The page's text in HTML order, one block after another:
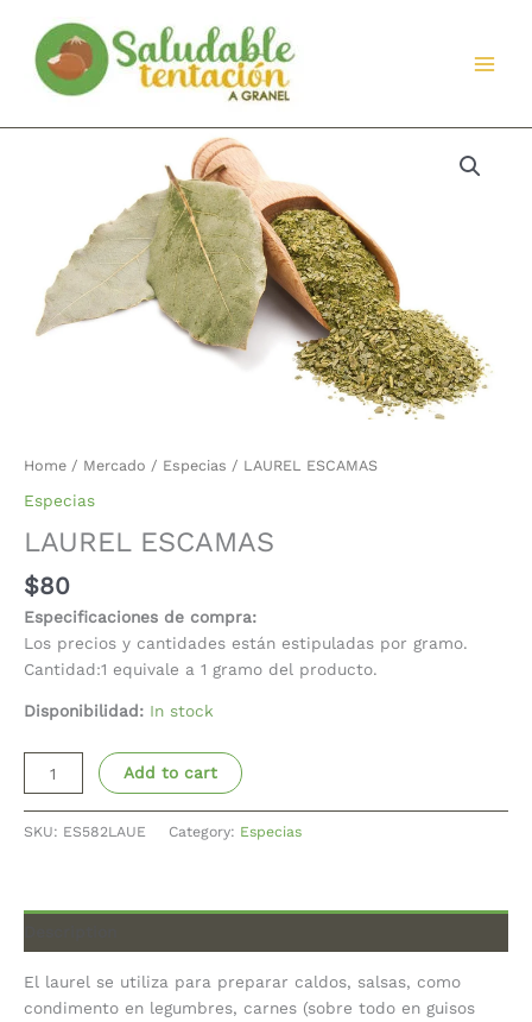
contenido
Home / Mercado / Especias / LAUREL ESCAMAS
Especias
LAUREL ESCAMAS
$80
Especificaciones de compra:
Los precios y cantidades están estipuladas por gramo.
Cantidad:1 equivale a 1 gramo del producto.
Disponibilidad: In stock
Add to cart
SKU: ES582LAUE Category: Especias
El laurel se utiliza para preparar caldos, salsas, como
condimento en legumbres, carnes (sobre todo en guisos